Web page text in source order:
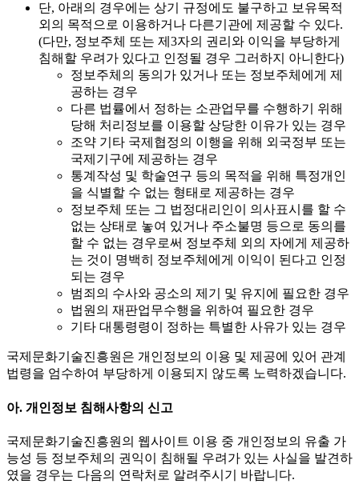
단, 아래의 경우에는 상기 규정에도 불구하고 보유목적
외의 목적으로 이용하거나 다른기관에 제공할 수 있다.
(다만, 정보주체 또는 제3자의 권리와 이익을 부당하게
침해할 우려가 있다고 인정될 경우 그러하지 아니한다)
정보주체의 동의가 있거나 또는 정보주체에게 제
공하는 경우
다른 법률에서 정하는 소관업무를 수행하기 위해
당해 처리정보를 이용할 상당한 이유가 있는 경우
조약 기타 국제협정의 이행을 위해 외국정부 또는
국제기구에 제공하는 경우
통계작성 및 학술연구 등의 목적을 위해 특정개인
을 식별할 수 없는 형태로 제공하는 경우
정보주체 또는 그 법정대리인이 의사표시를 할 수
없는 상태로 놓여 있거나 주소불명 등으로 동의를
할 수 없는 경우로써 정보주체 외의 자에게 제공하
는 것이 명백히 정보주체에게 이익이 된다고 인정
되는 경우
범죄의 수사와 공소의 제기 및 유지에 필요한 경우
법원의 재판업무수행을 위하여 필요한 경우
기타 대통령령이 정하는 특별한 사유가 있는 경우
국제문화기술진흥원은 개인정보의 이용 및 제공에 있어 관계
법령을 엄수하여 부당하게 이용되지 않도록 노력하겠습니다.
아. 개인정보 침해사항의 신고
국제문화기술진흥원의 웹사이트 이용 중 개인정보의 유출 가
능성 등 정보주체의 권익이 침해될 우려가 있는 사실을 발견하
였을 경우는 다음의 연락처로 알려주시기 바랍니다.